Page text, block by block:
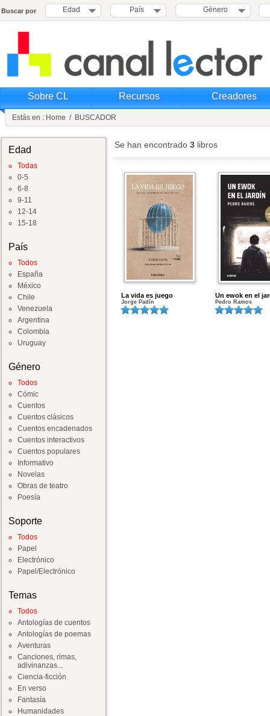
Buscar por Edad País Género
Sobre CL Recursos Creadores
Estás en : Home / BUSCADOR
Edad
Todas
0-5
6-8
9-11
12-14
15-18
País
Todos
España
México
Chile
Venezuela
Argentina
Colombia
Uruguay
Género
Todos
Cómic
Cuentos
Cuentos clásicos
Cuentos encadenados
Cuentos interactivos
Cuentos populares
Informativo
Novelas
Obras de teatro
Poesía
Soporte
Todos
Papel
Electrónico
Papel/Electrónico
Temas
Todos
Antologías de cuentos
Antologías de poemas
Aventuras
Canciones, rimas,
adivinanzas...
Ciencia-ficción
En verso
Fantasía
Humanidades
Se han encontrado 3 libros
La vida es juego
Jorge Padín
Un ewok en el
Pedro Ramos